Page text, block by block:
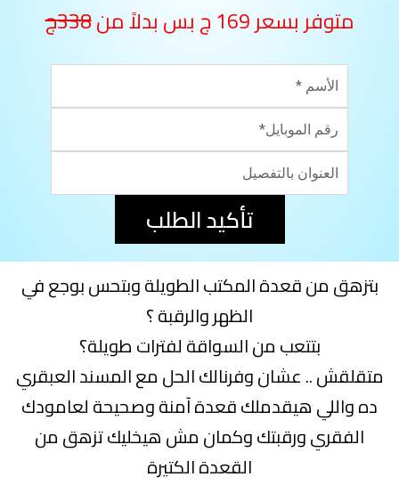
متوفر بسعر 169 ج بس بدلاً من
338ج
تأكيد الطلب
بتزهق من قعدة المكتب الطويلة وبتحس بوجع في
الظهر والرقبة ؟
بتتعب من السواقة لفترات طويلة؟
متقلقش .. عشان وفرنالك الحل مع المسند العبقري
ده واللي هيقدملك قعدة آمنة وصحيحة لعامودك
الفقري ورقبتك وكمان مش هيخليك تزهق من
القعدة الكتيرة